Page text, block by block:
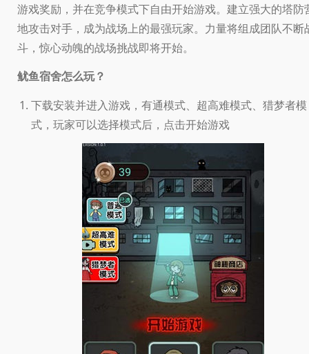
游戏奖励，并在竞争模式下自由开始游戏。建立强大的塔防
地攻击对手，成为战场上的最强玩家。力量将组成团队不断
斗，惊心动魄的战场挑战即将开始。
鱿鱼宿舍怎么玩？
下载安装并进入游戏，有通模式、超高难模式、猎梦者模
式，玩家可以选择模式后，点击开始游戏